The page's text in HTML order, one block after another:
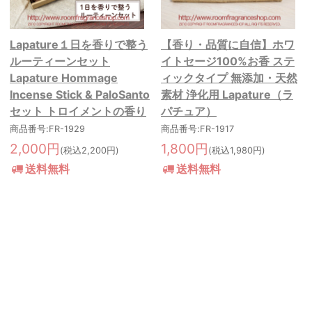
Lapature１日を香りで整う
ルーティーンセット
Lapature Hommage
Incense Stick & PaloSanto
セット トロイメントの香り
商品番号:FR-1929
2,000円 (税込2,200円)
送料無料
【香り・品質に自信】ホワ
イトセージ100%お香 ステ
ィックタイプ 無添加・天然
素材 浄化用 Lapature（ラ
パチュア）
商品番号:FR-1917
1,800円 (税込1,980円)
送料無料